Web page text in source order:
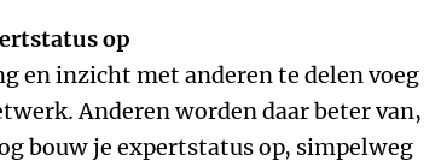
op
en inzicht met anderen te delen voeg
Anderen worden daar beter van,
bouw je expertstatus op, simpelweg